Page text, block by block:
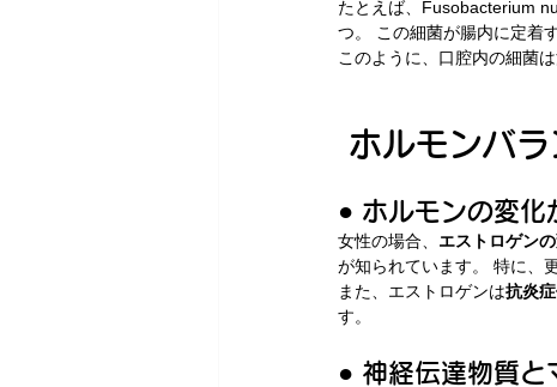
たとえば、Fusobacterium
つ。 この細菌が腸内に定着
このように、口腔内の細菌
ホルモンバ
● ホルモンの変化
女性の場合、 エストロゲン
が知られています。 特に、
また、エストロゲンは抗炎
す。
● 神経伝達物質と